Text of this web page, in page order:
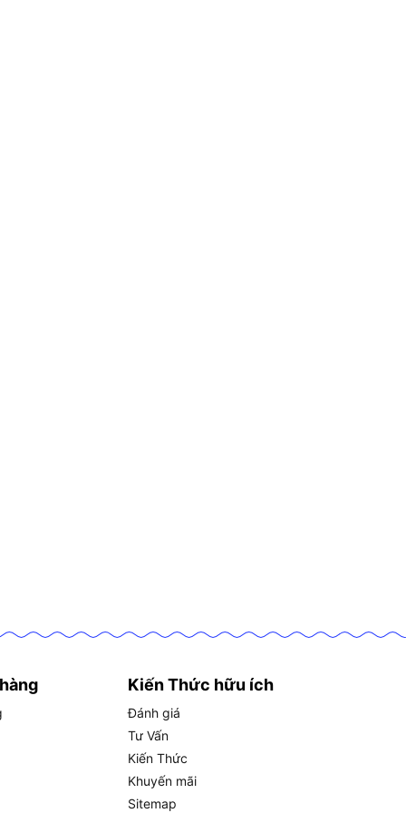
Kiến Thức hữu ích
Đánh giá
Tư Vấn
Kiến Thức
Khuyến mãi
Sitemap